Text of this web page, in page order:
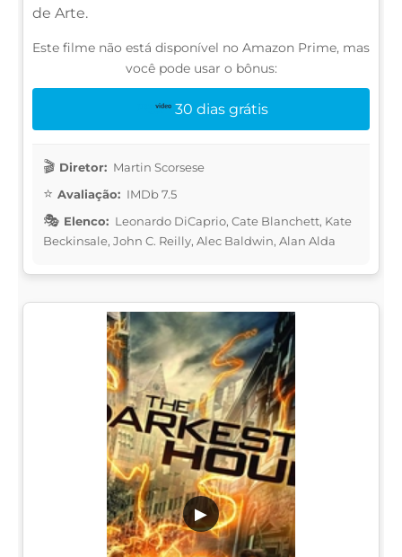
de Arte.
Este filme não está disponível no Amazon Prime, mas
você pode usar o bônus:
30 dias grátis
Diretor: Martin Scorsese
Avaliação: IMDb 7.5
Elenco: Leonardo DiCaprio, Cate Blanchett, Kate
Beckinsale, John C. Reilly, Alec Baldwin, Alan Alda
▶